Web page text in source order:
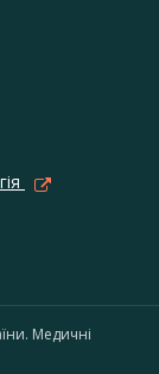
Медичні